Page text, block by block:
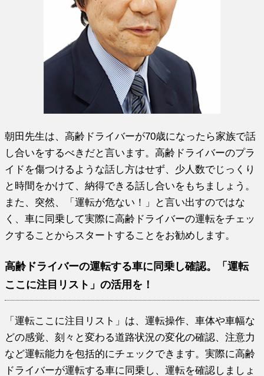
朝田先生は、高齢ドライバーが70歳になったら家族で話
し合いをするべきだと言います。高齢ドライバーのプラ
イドを傷つけるような話し方はせず、少人数でじっくり
と時間をかけて、納得できる話し合いをもちましょう。
また、突然、「運転が危ない！」と言い出すのではな
く、車に同乗して実際に高齢ドライバーの運転をチェッ
クすることからスタートすることをお勧めします。
高齢ドライバーの運転する車に同乗し確認。「運転
ここに注目リスト」の活用を！
「運転ここに注目リスト」は、運転操作、車体や車幅な
どの感覚、刻々と変わる道路状況の変化の確認、注意力
など運転能力を包括的にチェックできます。実際に高齢
ドライバーが運転する車に同乗し、運転を確認しましょ